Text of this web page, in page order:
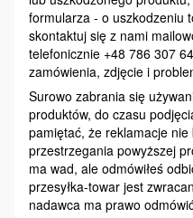
formularza - o uszkodzeniu
skontaktuj się z nami
telefonicznie +48 786 307
zamówienia, zdjęcie i
Surowo zabrania się
produktów, do czasu
pamiętać, że reklamacje
przestrzegania powyższej
ma wad, ale odmówiłeś
przesyłka-towar jest
nadawca ma prawo